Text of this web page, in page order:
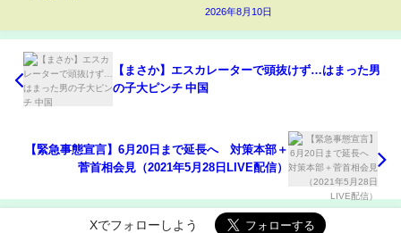
2026年8月10日
【まさか】エスカレーターで頭抜けず…はまった男
の子大ピンチ 中国
【緊急事態宣言】6月20日まで延長へ 対策本部＋
菅首相会見（2021年5月28日LIVE配信）
Xでフォローしよう